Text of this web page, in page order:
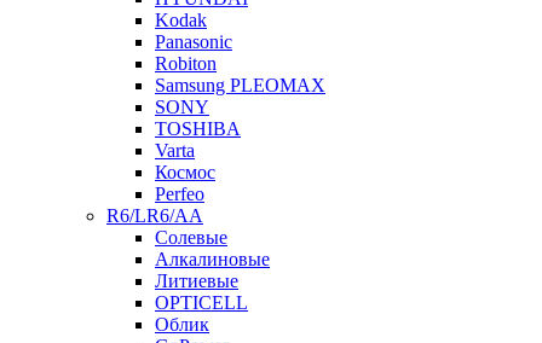
Kodak
Panasonic
Robiton
Samsung PLEOMAX
SONY
TOSHIBA
Varta
Космос
Perfeo
R6/LR6/AA
Солевые
Алкалиновые
Литиевые
OPTICELL
Облик